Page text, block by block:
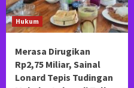
Hukum
Merasa Dirugikan
Rp2,75 Miliar, Sainal
Lonard Tepis Tudingan